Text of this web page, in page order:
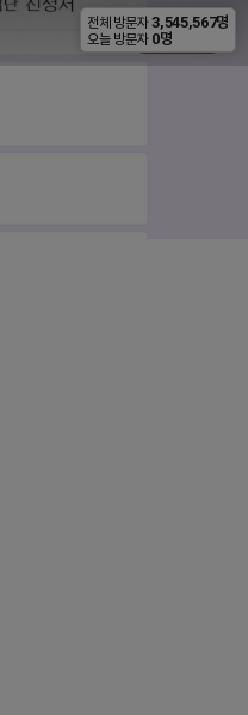
비공개
전체 방문자 3,545,567명
오늘 방문자 0명